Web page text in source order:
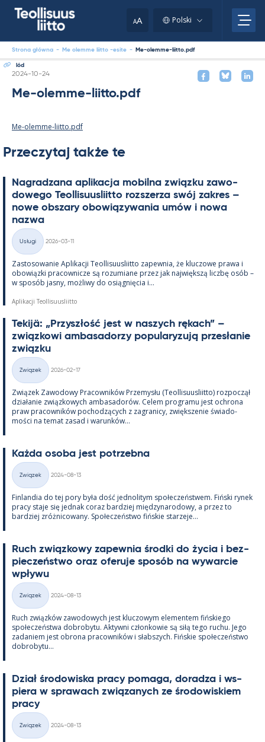
AA Polski
Strona główna - Me olemme liitto -esite - Me-olemme-liitto.pdf
lód
Kirjoitettu
2024-10-24
Me-olemme-liitto.pdf
Me-olemme-liitto.pdf
Przeczytaj także te
Na­gradzana apli­kacja mo­bilna związku zawo­
dowego Teol­li­suus­liitto rozszerza swój za­kres –
nowe obszary obowiązywa­nia umów i nowa
nazwa
Kategorie
Usługi
2026-03-11
Zas­to­sowa­nie Apli­kacji Teol­li­suus­liitto za­pew­nia, że kluczowe prawa i
obowiązki pracow­nicze są rozu­miane przez jak największą liczbę osób –
w sposób jasny, moż­liwy do osiąg­nięcia i...
Aplikacji Teollisuusliitto
Te­kijä: „Przyszłość jest w naszych rę­kach” –
związ­kowi am­ba­sa­dorzy po­pu­la­ryzują przesła­nie
związku
Kategorie
Związek
2026-02-17
Związek Zawo­dowy Pracow­ników Prze­mysłu (Teol­li­suus­liitto) roz­począł
działa­nie związ­kowych am­ba­sa­dorów. Ce­lem pro­gramu jest ochrona
praw pracow­ników poc­hodzących z za­gra­nicy, zwiększe­nie świa­do­
mości na te­mat za­sad i wa­runków...
Każda osoba jest potrzebna
Kategorie
Związek
2024-08-13
Fin­lan­dia do tej pory była dość jed­no­li­tym społeczeństwem. Fiński ry­nek
pracy staje się jed­nak co­raz bardziej między­na­ro­dowy, a przez to
bardziej zróż­nicowany. Społeczeństwo fińs­kie starzeje...
Ruch związ­kowy za­pew­nia środki do życia i bez­
pieczeństwo oraz ofe­ruje sposób na wywarcie
wpływu
Kategorie
Związek
2024-08-13
Ruch związków zawo­dowych jest kluczowym ele­men­tem fińs­kiego
społeczeństwa do­bro­bytu. Ak­tywni człon­kowie są siłą tego ruchu. Jego
za­da­niem jest obrona pracow­ników i słabszych. Fińs­kie społeczeństwo
do­bro­bytu...
Dział śro­dowiska pracy po­maga, do­radza i ws­
piera w sprawach związa­nych ze śro­dowis­kiem
pracy
Kategorie
Związek
2024-08-13